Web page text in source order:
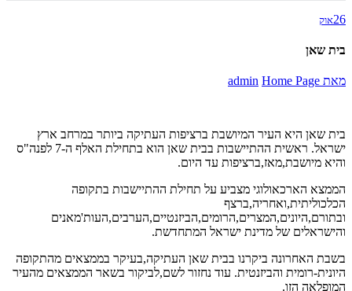
26אוק
בית שאן
מאת admin Home Page
בית שאן היא העיר המיושבת ברציפות העתיקה ביותר במרחב ארץ
ישראל. ראשית ההתיישבות בבית שאן הוא בתחילת האלף ה-7 לפנה"ס
והיא מיושבת,מאז,ברציפות עד היום.
הממצא הארכאולוגי מצביע על תחילת ההתיישבות בתקופה
הכלכוליתית,ואחריה,ברצף
ובתורם,היונים,המצרים,הרומים,הביזנטיים,הערבים,העות'מאנים
והישראלים של מדינת ישראל המתחדשת.
בשבת האחרונה ביקרנו בבית שאן העתיקה,בעיקר בממצאים מהתקופה
היונית-רומית והביזנטית. עוד נחזור לשם,לביקור בשאר הממצאים מהעיר
המופלאה הזו.